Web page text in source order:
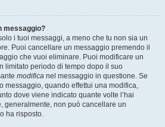
messaggio?
i tuoi messaggi, a meno che tu non sia un
Puoi cancellare un messaggio premendo il
che vuoi eliminare. Puoi modificare un
limitato periodo di tempo dopo il suo
modifica nel messaggio in questione. Se
messaggio, quando effettui una modifica,
dove viene indicato quante volte l’hai
generalmente, non può cancellare un
ha risposto.